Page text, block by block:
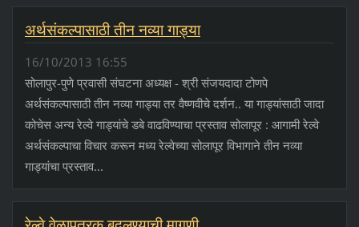
अर्थसंकल्पासाठी तीन नव्या गाड्या
16/10/2013 16:55
सोलापुर-पुणे प्रवासी संघटना अध्यक्ष - श्री संजयदादा टोणपे
अर्थसंकल्पासाठी तीन नव्या गाड्या तर वैष्णवीचे दर्शन.. या गाड्यांसाठी जादा
कोचेस अन्य रेल्वे गाड्यांचे डबे वाढविण्याचा प्रस्ताव सोलापूर : आगामी रेल्वे
अर्थसंकल्पाचा विचार करून मध्य रेल्वेच्या सोलापूर विभागाने तीन नव्या
गाड्यांचा प्रस्ताव...